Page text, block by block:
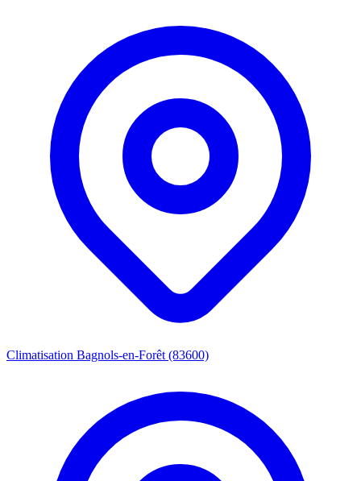
Climatisation Bagnols-en-Forêt (83600)